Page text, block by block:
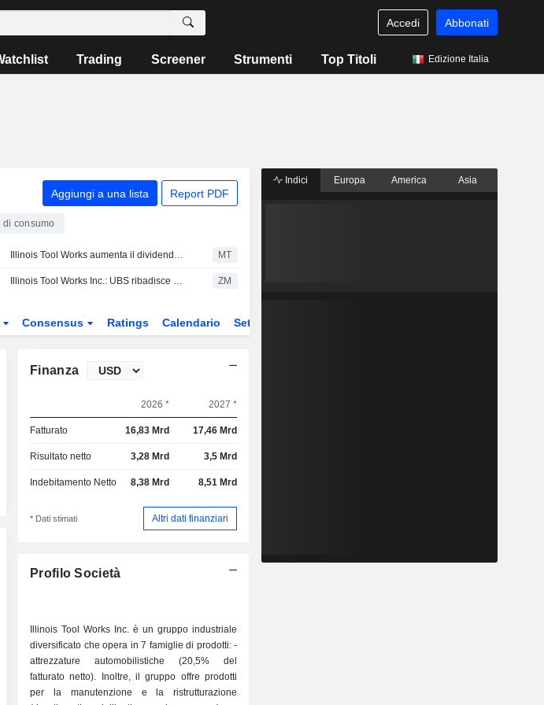
Accedi Abbonati
Trading Screener Strumenti Top Titoli Edizione Italia
Aggiungi a una lista Report PDF
consumo
Illinois Tool Works aumenta il dividendo trimestrale e approva un piano di riacquisto di azioni proprie da 6 Mrd USD MT
Illinois Tool Works Inc.: UBS ribadisce il giudizio Neutral ZM
Consensus Ratings Calendario Settore
Finanza
2026 * 2027 *
Fatturato 16,83 Mrd 17,46 Mrd
Risultato netto 3,28 Mrd 3,5 Mrd
Indebitamento Netto 8,38 Mrd 8,51 Mrd
* Dati stimati Altri dati finanziari
Profilo Società
Illinois Tool Works Inc. è un gruppo industriale
diversificato che opera in 7 famiglie di prodotti: -
attrezzature automobilistiche (20,5% del
fatturato netto). Inoltre, il gruppo offre prodotti
per la manutenzione e la ristrutturazione
Indici Europa America Asia